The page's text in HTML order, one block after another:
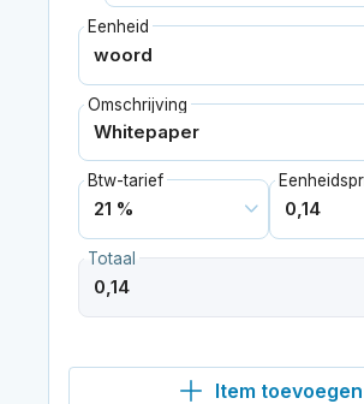
Eenheid
Omschrijving
Btw-tarief
Totaal
Item toevoegen